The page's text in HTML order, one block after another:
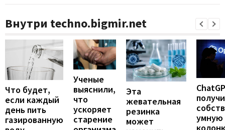
Внутри techno.bigmir.net
Что будет,
если каждый
день пить
газированную
Ученые
выяснили,
что
ускоряет
старение
Эта
жевательная
резинка
может
умную